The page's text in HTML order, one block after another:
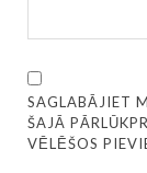
SAGLABĀJIET
ŠAJĀ
VĒLĒŠOS